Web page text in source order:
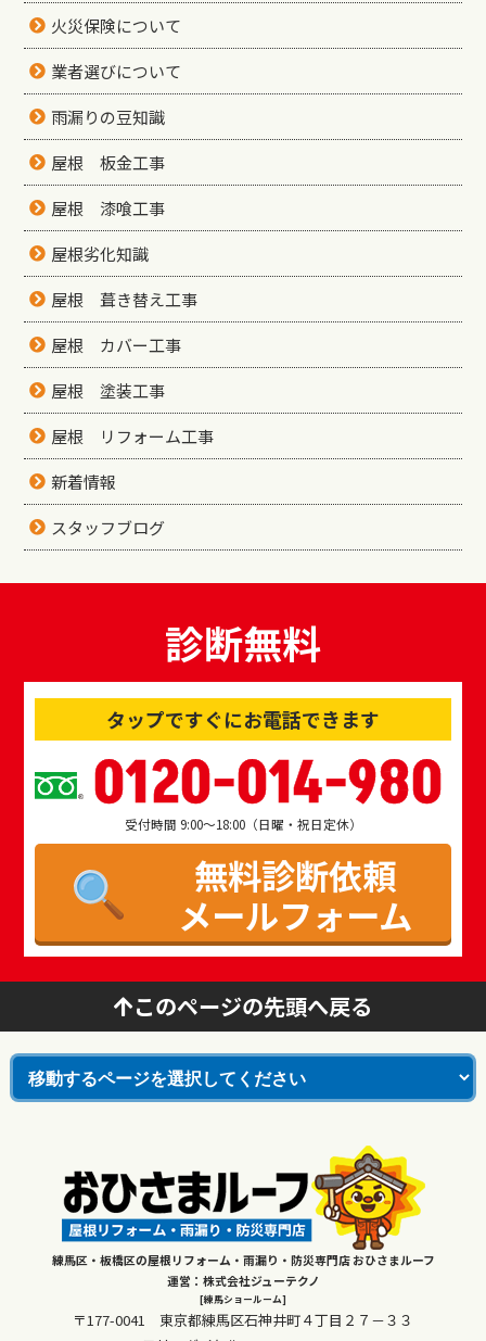
火災保険について
業者選びについて
雨漏りの豆知識
屋根 板金工事
屋根 漆喰工事
屋根劣化知識
屋根 葺き替え工事
屋根 カバー工事
屋根 塗装工事
屋根 リフォーム工事
新着情報
スタッフブログ
診断無料
タップですぐにお電話できます
0120-014-980
受付時間 9:00～18:00（日曜・祝日定休）
無料診断依頼
メールフォーム
このページの先頭へ戻る
練馬区・板橋区の屋根リフォーム・雨漏り・防災専門店 おひさまルーフ
運営：株式会社ジューテクノ
[練馬ショールーム]
〒177-0041 東京都練馬区石神井町４丁目２７－３３